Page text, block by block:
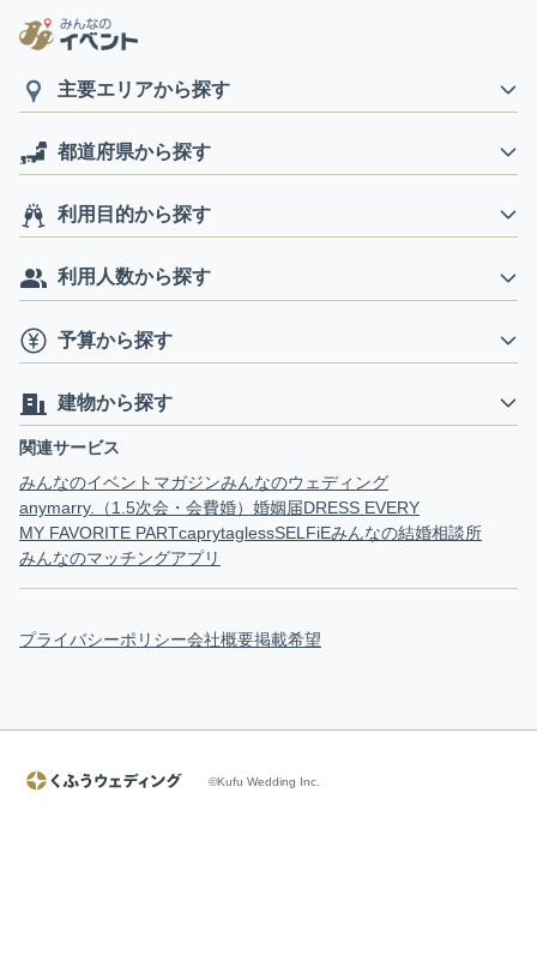
主要エリアから探す
都道府県から探す
利用目的から探す
利用人数から探す
予算から探す
建物から探す
関連サービス
みんなのイベントマガジンみんなのウェディング
anymarry.（1.5次会・会費婚） 婚姻届DRESS EVERY
MY FAVORITE PARTcaprytaglessSELFiEみんなの結婚相談所
みんなのマッチングアプリ
プライバシーポリシー会社概要掲載希望
©Kufu Wedding Inc.